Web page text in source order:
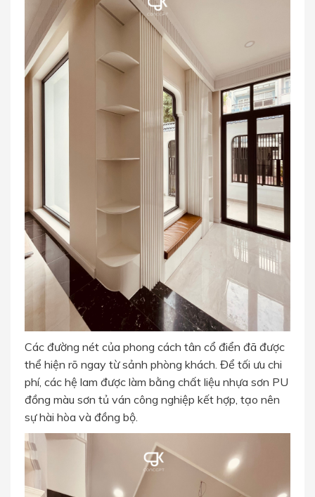
Các đường nét của phong cách tân cổ điển đã được
thể hiện rõ ngay từ sảnh phòng khách. Để tối ưu chi
phí, các hệ lam được làm bằng chất liệu nhựa sơn PU
đồng màu sơn tủ ván công nghiệp kết hợp, tạo nên
sự hài hòa và đồng bộ.